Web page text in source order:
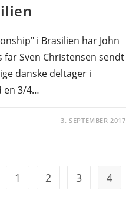
i Brasilien har John
Sven Christensen sendt
danske deltager i
3/4…
3. SEPTEMBER 2017
the previous page
1 2 3 4